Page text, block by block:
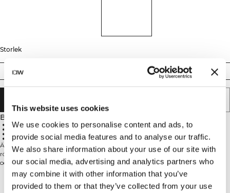
This website uses cookies
We use cookies to personalise content and ads, to
provide social media features and to analyse our traffic.
We also share information about your use of our site with
our social media, advertising and analytics partners who
may combine it with other information that you’ve
provided to them or that they’ve collected from your use
Storlek
S XL XXL
Beskrivning
Ärmlös design
Normal passform
Seamless material
Andningsbar
Ärmlös träningstopp i mjuk jersey som ger sval komfort och obehindrad
rörelsefrihet. Seamless-konstruktionen minimerar skav under intensiva pass,
och den goda andningsförmågan håller dig bekväm även under varma
dagar. Normal passform och standardlängd gör den lika självklar på gymmet
som under löprundor.
92% Polyamid, 8% Elastan.
Tekniska aspekter